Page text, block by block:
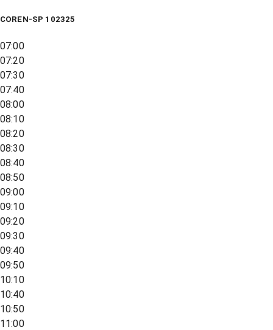
COREN-SP 102325
07:00
07:20
07:30
07:40
08:00
08:10
08:20
08:30
08:40
08:50
09:00
09:10
09:20
09:30
09:40
09:50
10:10
10:40
10:50
11:00